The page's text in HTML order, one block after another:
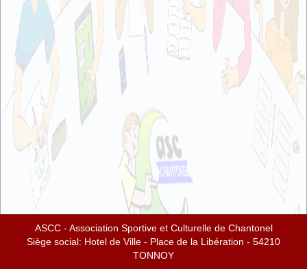
ASCC - Association Sportive et Culturelle de Chantonel
Siège social: Hotel de Ville - Place de la Libération - 54210
TONNOY